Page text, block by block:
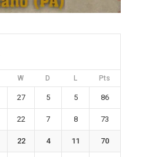
W D L Pts
27 5 5 86
22 7 8 73
22 4 11 70